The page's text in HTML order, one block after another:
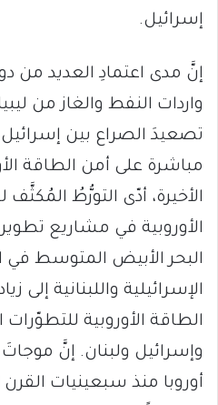
إسرائيل.
إنَّ مدى اعتمادِ العديد من
واردات النفط والغاز من
تصعيدَ الصراع بين إسرائيل
مباشرة على أمن الطاقة
الأخيرة، أدّى التورُّطُ
الأوروبية في مشاريع
البحر الأبيض المتوسط ​​في
الإسرائيلية واللبنانية
الطاقة الأوروبية
وإسرائيل ولبنان. إنَّ موجاتَ
أوروبا منذ سبعينيات